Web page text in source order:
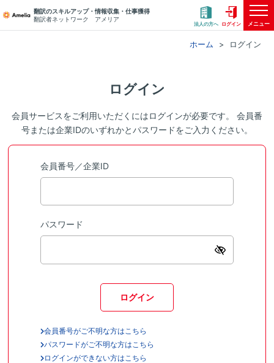
翻訳のスキルアップ・情報収集・仕事獲得
翻訳者ネットワーク アメリア
法人の方へ ログイン メニュー
ホーム ログイン
ログイン
会員サービスをご利用いただくにはログインが必要です。 会員番
号または企業IDのいずれかとパスワードをご入力ください。
会員番号／企業ID
パスワード
ログイン
会員番号がご不明な方はこちら
パスワードがご不明な方はこちら
ログインができない方はこちら